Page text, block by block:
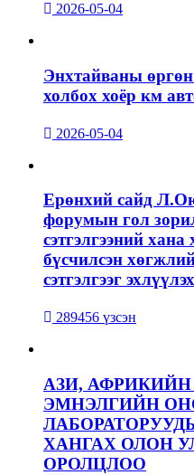
2026-05-04
Энхтайваны
холбох хоёр км
2026-05-04
Ерөнхий сайд
форумын гол
сэтгэлгээний
бүсчилсэн
сэтгэлгээг
289456 үзсэн
АЗИ,
ЭМНЭЛГИЙН
ХАНГАХ ОЛОН
ОРОЛЦЛОО